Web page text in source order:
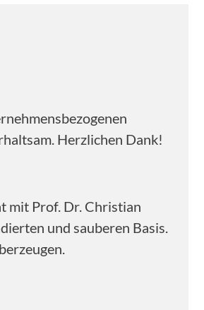
Herzlichen Dank!
mit Prof. Dr. Christian
und sauberen Basis.